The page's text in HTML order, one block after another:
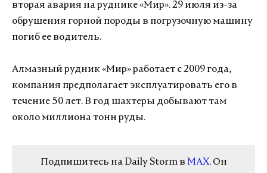
вторая авария на руднике «Мир». 29 июля из-за
обрушения горной породы в погрузочную машину
погиб ее водитель.
Алмазный рудник «Мир» работает с 2009 года,
компания предполагает эксплуатировать его в
течение 50 лет. В год шахтеры добывают там
около миллиона тонн руды.
Подпишитесь на Daily Storm в MAX. Он